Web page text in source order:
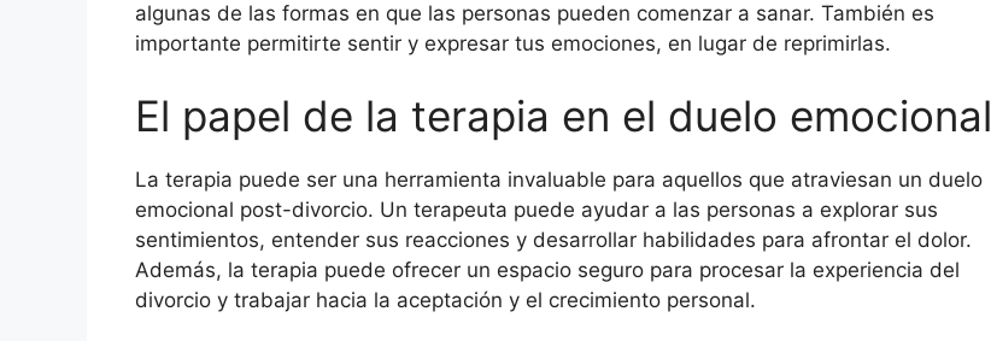
algunas de las formas en que las personas pueden comenzar a sanar. También es
importante permitirte sentir y expresar tus emociones, en lugar de reprimirlas.
El papel de la terapia en el duelo emocional
La terapia puede ser una herramienta invaluable para aquellos que atraviesan un duelo
emocional post-divorcio. Un terapeuta puede ayudar a las personas a explorar sus
sentimientos, entender sus reacciones y desarrollar habilidades para afrontar el dolor.
Además, la terapia puede ofrecer un espacio seguro para procesar la experiencia del
divorcio y trabajar hacia la aceptación y el crecimiento personal.